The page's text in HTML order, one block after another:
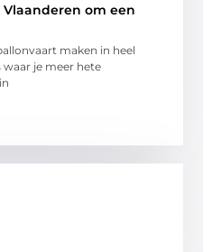
om een
maken in heel
waar je meer hete